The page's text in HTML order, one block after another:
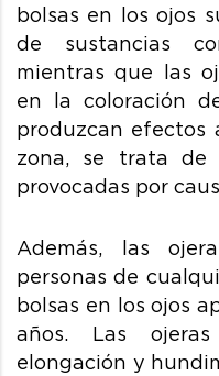
bolsas en los ojos
de sustancias
mientras que las
en la coloración
produzcan efectos
zona, se trata de
provocadas por
Además, las
personas de
bolsas en los ojos
años. Las
elongación y